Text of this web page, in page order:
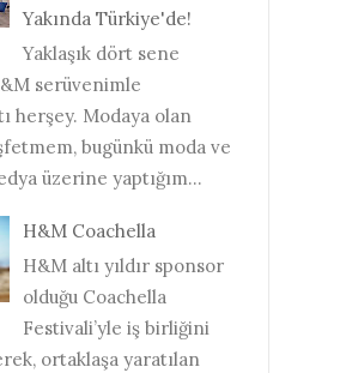
Yakında Türkiye'de!
Yaklaşık dört sene
serüvenimle
herşey. Modaya olan
bugünkü moda ve
üzerine yaptığım...
H&M Coachella
H&M altı yıldır sponsor
olduğu Coachella
Festivali’yle iş birliğini
ortaklaşa yaratılan